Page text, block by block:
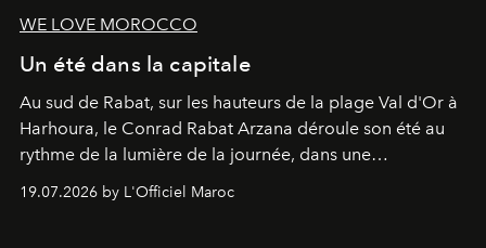
WE LOVE MOROCCO
Un été dans la capitale
Au sud de Rabat, sur les hauteurs de la plage Val d'Or à
Harhoura, le Conrad Rabat Arzana déroule son été au
rythme de la lumière de la journée, dans une
rendez-vous avec l’océan.
19.07.2026 by L'Officiel Maroc